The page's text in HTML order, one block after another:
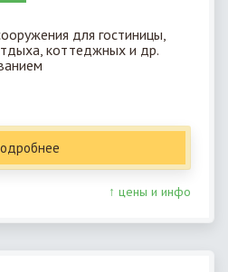
для гостиницы,
коттеджных и др.
↑ цены и инфо